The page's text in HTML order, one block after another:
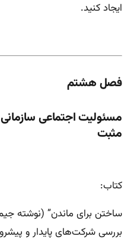
ایجاد کنید.
فصل هشتم
مثبت
کتاب:
ساختن برای ماندن” (نوشته
بررسی شرکت‌های پایدار و